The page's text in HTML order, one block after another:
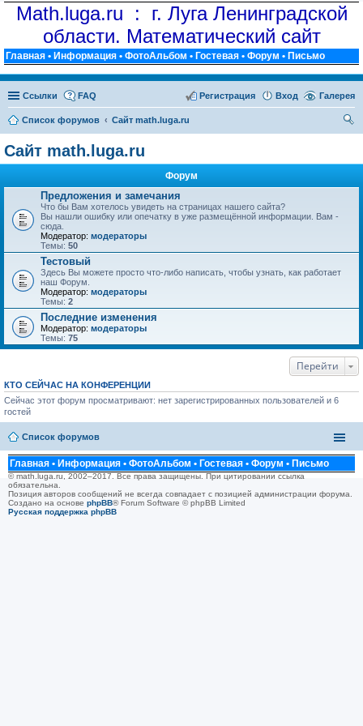
Math.luga.ru : г. Луга Ленинградской
области. Математический сайт
Главная • Информация • ФотоАльбом • Гостевая • Форум • Письмо
Ссылки Галерея
FAQ Вход
Регистрация
Список форумов
Сайт math.luga.ru
Сайт math.luga.ru
Форум
Предложения и замечания
Что бы Вам хотелось увидеть на страницах нашего сайта?
Вы нашли ошибку или опечатку в уже размещённой информации. Вам -
сюда.
Модератор: модераторы
Темы: 50
Тестовый
Здесь Вы можете просто что-либо написать, чтобы узнать, как работает
наш Форум.
Модератор: модераторы
Темы: 2
Последние изменения
Модератор: модераторы
Темы: 75
Перейти
КТО СЕЙЧАС НА КОНФЕРЕНЦИИ
Сейчас этот форум просматривают: нет зарегистрированных пользователей и 6
гостей
Список форумов
Главная • Информация • ФотоАльбом • Гостевая • Форум • Письмо
© math.luga.ru, 2002–2017. Все права защищены. При цитировании ссылка
обязательна.
Позиция авторов сообщений не всегда совпадает с позицией администрации форума.
Создано на основе phpBB® Forum Software © phpBB Limited
Русская поддержка phpBB